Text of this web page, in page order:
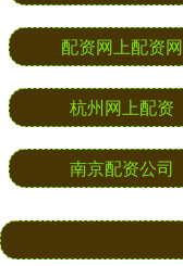
配资网上配资网
杭州网上配资
南京配资公司